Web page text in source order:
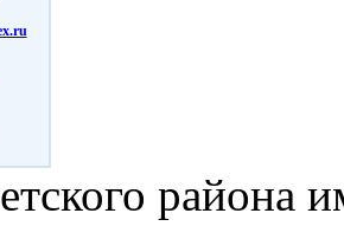
района